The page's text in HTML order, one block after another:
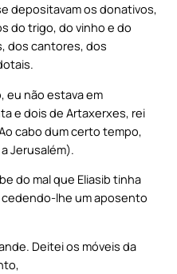
depositavam os donativos,
do trigo, do vinho e do
dos cantores, dos
eu não estava em
e dois de Artaxerxes, rei
cabo dum certo tempo,
Jerusalém).
do mal que Eliasib tinha
cedendo-lhe um aposento
Deitei os móveis da